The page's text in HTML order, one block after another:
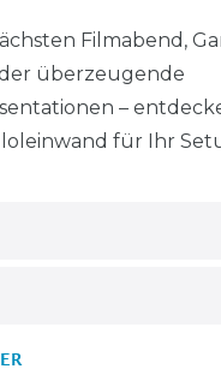
Filmabend,
überzeugende
–
für Ihr